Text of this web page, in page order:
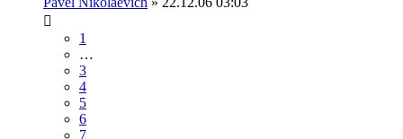
1
…
3
4
5
6
7